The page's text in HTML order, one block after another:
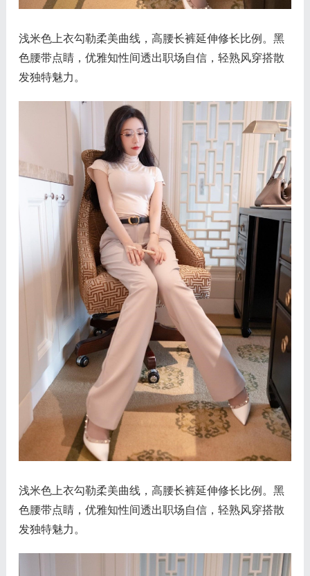
浅米色上衣勾勒柔美曲线，高腰长裤延伸修长比例。黑
色腰带点睛，优雅知性间透出职场自信，轻熟风穿搭散
发独特魅力。
浅米色上衣勾勒柔美曲线，高腰长裤延伸修长比例。黑
色腰带点睛，优雅知性间透出职场自信，轻熟风穿搭散
发独特魅力。